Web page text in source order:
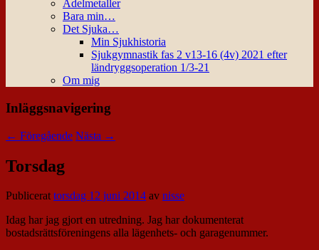
Ädelmetaller
Bara min…
Det Sjuka…
Min Sjukhistoria
Sjukgymnastik fas 2 v13-16 (4v) 2021 efter
ländryggsoperation 1/3-21
Om mig
Inläggsnavigering
← Föregående Nästa →
Torsdag
Publicerattorsdag 12 juni 2014 av nisse
Idag har jag gjort en utredning. Jag har dokumenterat
bostadsrättsföreningens alla lägenhets- och garagenummer.